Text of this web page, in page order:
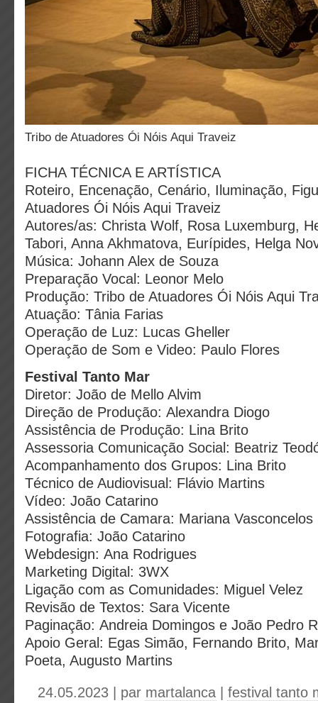
Tribo de Atuadores Ói Nóis Aqui Traveiz
FICHA TÉCNICA E ARTÍSTICA
Roteiro, Encenação, Cenário, Iluminação,
Atuadores Ói Nóis Aqui Traveiz
Autores/as: Christa Wolf, Rosa Luxemburg,
Tabori, Anna Akhmatova, Eurípides, Helga
Música: Johann Alex de Souza
Preparação Vocal: Leonor Melo
Produção: Tribo de Atuadores Ói Nóis Aqui
Atuação: Tânia Farias
Operação de Luz: Lucas Gheller
Operação de Som e Video: Paulo Flores
Festival Tanto Mar
Diretor: João de Mello Alvim
Direção de Produção: Alexandra Diogo
Assistência de Produção: Lina Brito
Assessoria Comunicação Social: Beatriz
Acompanhamento dos Grupos: Lina Brito
Técnico de Audiovisual: Flávio Martins
Vídeo: João Catarino
Assistência de Camara: Mariana Vasconcelos
Fotografia: João Catarino
Webdesign: Ana Rodrigues
Marketing Digital: 3WX
Ligação com as Comunidades: Miguel Velez
Revisão de Textos: Sara Vicente
Paginação: Andreia Domingos e João Pedro
Apoio Geral: Egas Simão, Fernando Brito,
Poeta, Augusto Martins
24.05.2023 | par martalanca festival tanto